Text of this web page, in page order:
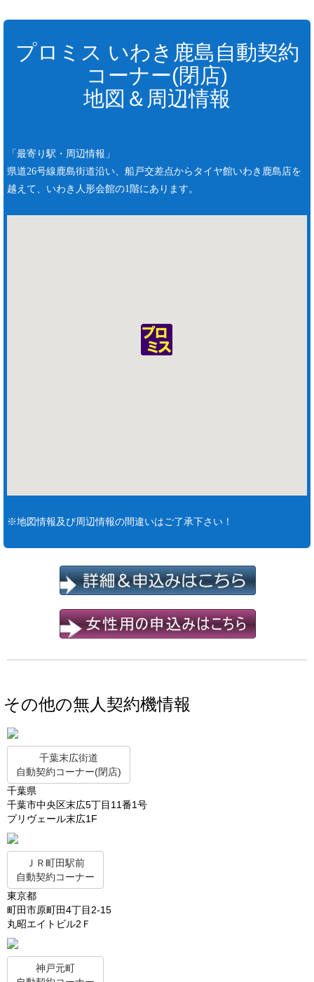
プロミス いわき鹿島自動契約
コーナー(閉店)
地図＆周辺情報
「最寄り駅・周辺情報」
県道26号線鹿島街道沿い、船戸交差点からタイヤ館いわき鹿島店を
越えて、いわき人形会館の1階にあります。
※地図情報及び周辺情報の間違いはご了承下さい！
その他の無人契約機情報
千葉末広街道
自動契約コーナー(閉店)
千葉県
千葉市中央区末広5丁目11番1号
プリヴェール末広1F
ＪＲ町田駅前
自動契約コーナー
東京都
町田市原町田4丁目2-15
丸昭エイトビル2Ｆ
神戸元町